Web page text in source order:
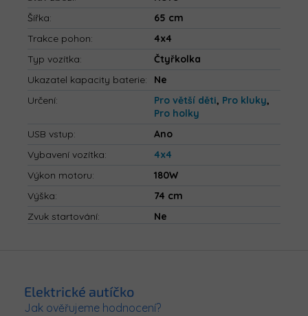
Šířka:
65 cm
Trakce pohon:
4x4
Typ vozítka:
Čtyřkolka
Ukazatel kapacity baterie:
Ne
Určení: Pro větší děti, Pro kluky,
Pro holky
USB vstup:
Ano
Vybavení vozítka:
4x4
Výkon motoru:
180W
Výška:
74 cm
Zvuk startování: Ne
Elektrické autíčko
Jak ověřujeme hodnocení?